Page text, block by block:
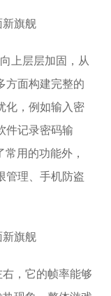
上层层加固，从
方面构建完整的
化，例如输入密
件记录密码输
常用的功能外，
管理、手机防盗
，它的帧率能够